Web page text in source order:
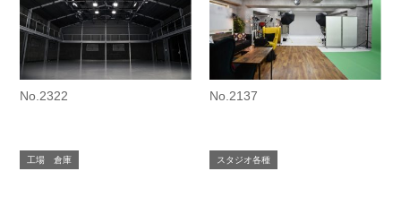
No.2322
工場 倉庫
No.2137
スタジオ各種